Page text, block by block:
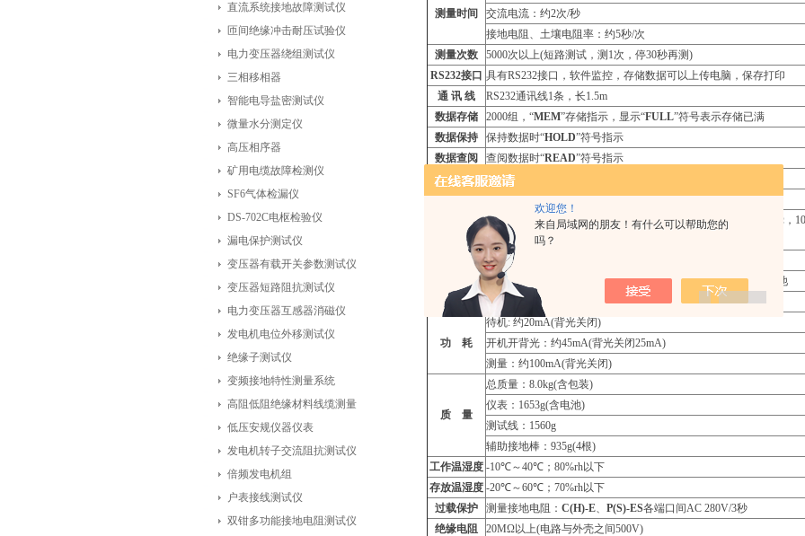
欢迎您！
来自局域网的朋友！有什么可以帮助您的
吗？
直流系统接地故障测试仪
匝间绝缘冲击耐压试验仪
电力变压器绕组测试仪
三相移相器
智能电导盐密测试仪
微量水分测定仪
高压相序器
矿用电缆故障检测仪
SF6气体检漏仪
DS-702C电枢检验仪
漏电保护测试仪
变压器有载开关参数测试仪
变压器短路阻抗测试仪
电力变压器互感器消磁仪
发电机电位外移测试仪
绝缘子测试仪
变频接地特性测量系统
高阻低阻绝缘材料线缆测量
低压安规仪器仪表
发电机转子交流阻抗测试仪
倍频发电机组
户表接线测试仪
双钳多功能接地电阻测试仪
测量时间
交流电流：约2次/秒
接地电阻、土壤电阻率：约5秒/次
测量次数
5000次以上(短路测试，测1次，停30秒再测)
RS232接口 具有RS232接口，软件监控，存储数据可以上传电脑，保存打印
通 讯 线
RS232通讯线1条，长1.5m
数据存储
2000组，“MEM”存储指示，显示“FULL”符号表示存储已满
数据保持
保持数据时“HOLD”符号指示
数据查阅
查阅数据时“READ”符号指示
溢出显示
超量程溢出时“
干扰测试
自动识别干扰信号，干扰电压高于5V时“NOISE”符号指示
辅助接地测 具有辅助接地电阻值测试功能，0.00KΩ～30kΩ(100R <50kΩ，
报警功能
测量值超过报警设定值时，“嘟—嘟—嘟—”报警提示
电池电压
当电池电压降到约7.5V时，电池电压低符号显示，提醒更换电池
自动关机
开机15分钟后自动关机
功 耗
待机: 约20mA(背光关闭)
开机开背光：约45mA(背光关闭25mA)
测量：约100mA(背光关闭)
质 量
总质量：8.0kg(含包装)
仪表：1653g(含电池)
测试线：1560g
辅助接地棒：935g(4根)
工作温湿度 -10℃～40℃；80%rh以下
存放温湿度 -20℃～60℃；70%rh以下
过载保护
测量接地电阻： C(H)-E、 P(S)-ES各端口间AC 280V/3秒
绝缘电阻
20MΩ以上(电路与外壳之间500V)